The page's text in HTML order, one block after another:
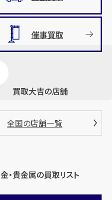
催事買取
買取大吉の店舗
全国の店舗一覧
金・貴金属の買取リスト